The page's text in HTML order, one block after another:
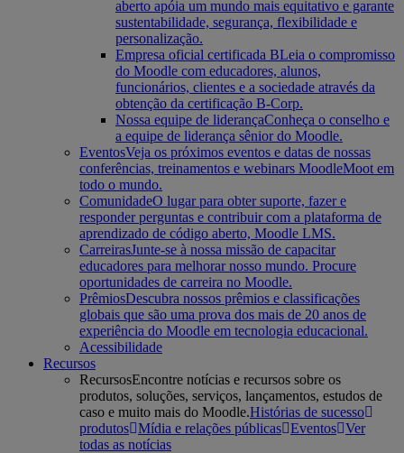
aberto apóia um mundo mais equitativo e garante
sustentabilidade, segurança, flexibilidade e
personalização.
Empresa oficial certificada BLeia o compromisso
do Moodle com educadores, alunos,
funcionários, clientes e a sociedade através da
obtenção da certificação B-Corp.
Nossa equipe de liderançaConheça o conselho e
a equipe de liderança sênior do Moodle.
EventosVeja os próximos eventos e datas de nossas
conferências, treinamentos e webinars MoodleMoot em
todo o mundo.
ComunidadeO lugar para obter suporte, fazer e
responder perguntas e contribuir com a plataforma de
aprendizado de código aberto, Moodle LMS.
CarreirasJunte-se à nossa missão de capacitar
educadores para melhorar nosso mundo. Procure
oportunidades de carreira no Moodle.
PrêmiosDescubra nossos prêmios e classificações
globais que são uma prova dos mais de 20 anos de
experiência do Moodle em tecnologia educacional.
Acessibilidade
Recursos
RecursosEncontre notícias e recursos sobre os
produtos, soluções, serviços, lançamentos, estudos de
caso e muito mais do Moodle.Histórias de sucesso
produtos Mídia e relações públicas Eventos Ver
todas as notícias